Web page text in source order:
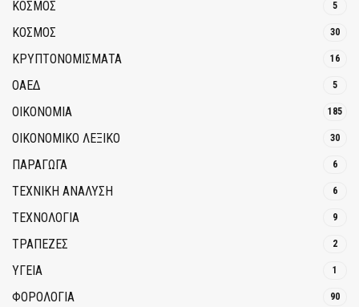
ΚΟΣΜΟΣ 5
ΚΟΣΜΟΣ 30
ΚΡΥΠΤΟΝΟΜΊΣΜΑΤΑ 16
ΟΑΕΔ 5
ΟΙΚΟΝΟΜΙΑ 185
ΟΙΚΟΝΟΜΙΚΟ ΛΕΞΙΚΟ 30
ΠΑΡΑΓΩΓΑ 6
ΤΕΧΝΙΚΗ ΑΝΑΛΥΣΗ 6
ΤΕΧΝΟΛΟΓΙΑ 9
ΤΡΆΠΕΖΕΣ 2
ΥΓΕΙΑ 1
ΦΟΡΟΛΟΓΙΑ 90